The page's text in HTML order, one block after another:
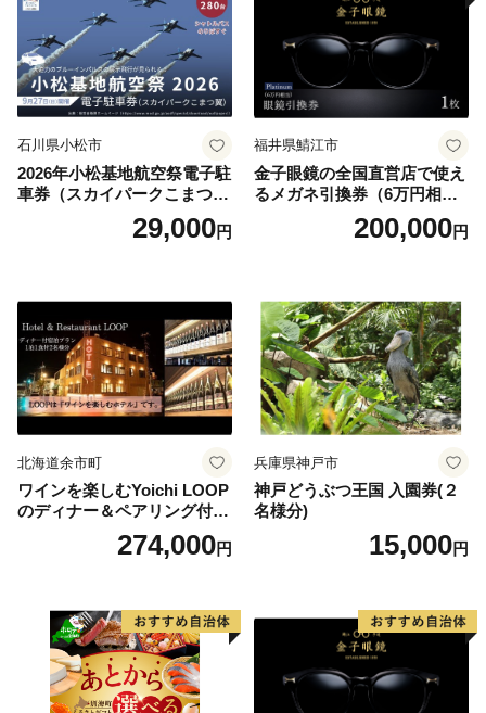
石川県小松市
2026年小松基地航空祭電子駐
車券（スカイパークこまつ
翼） 駐車場 シャトルバスの
りばすぐ 石川県 小松市
29,000円
福井県鯖江市
金子眼鏡の全国直営店で使え
るメガネ引換券（6万円相
当） Platinum200,000円
北海道余市町
ワインを楽しむYoichi LOOP
のディナー＆ペアリング付宿
泊プラン＜デラックスツイン
274,000円
兵庫県神戸市
神戸どうぶつ王国 入園券(２
名様分)
15,000円